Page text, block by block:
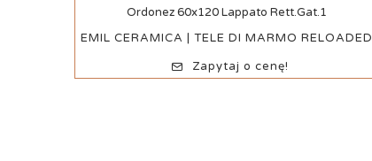
Ordonez 60x120 Lappato Rett.Gat.1
EMIL CERAMICA | TELE DI MARMO RELOADED
Zapytaj o cenę!